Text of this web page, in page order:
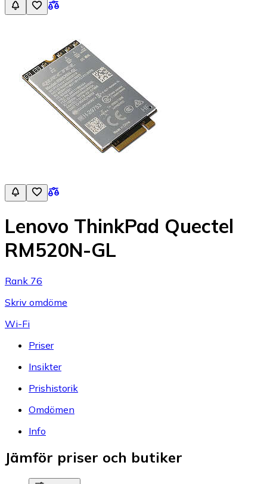
Lenovo ThinkPad Quectel
RM520N-GL
Rank 76
Skriv omdöme
Wi-Fi
Priser
Insikter
Prishistorik
Omdömen
Info
Jämför priser och butiker